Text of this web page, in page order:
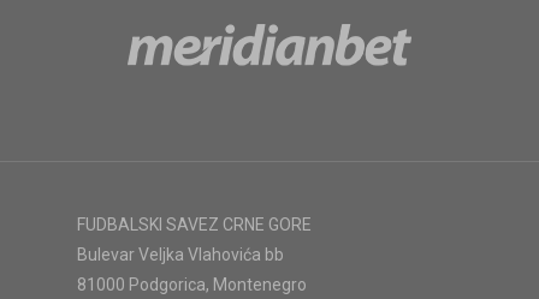
FUDBALSKI SAVEZ CRNE GORE
Bulevar Veljka Vlahovića bb
81000 Podgorica, Montenegro